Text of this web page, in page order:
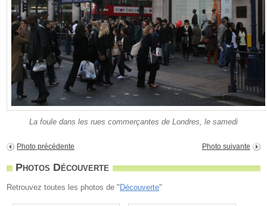
La foule dans les rues commerçantes de Londres, le samedi
Photo précédente Photo suivante
Photos Découverte
Retrouvez toutes les photos de " Découverte"